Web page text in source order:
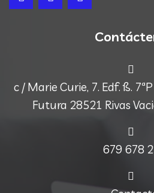
c / Marie Curie, 7. Edf. ß.
Futura 28521 Rivas
679 678